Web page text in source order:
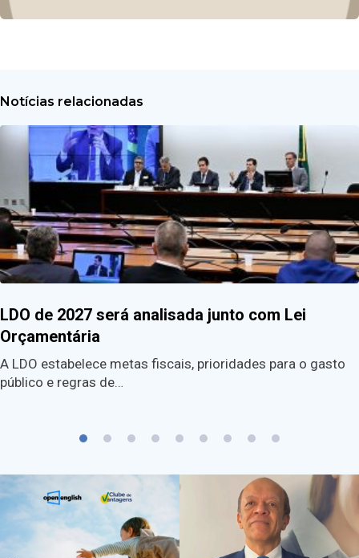
Notícias relacionadas
LDO de 2027 será analisada junto com Lei
Orçamentária
A LDO estabelece metas fiscais, prioridades para o gasto
público e regras de…